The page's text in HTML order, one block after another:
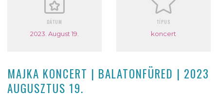
DÁTUM
2023. August 19.
TÍPUS
koncert
MAJKA KONCERT | BALATONFÜRED | 2023
AUGUSZTUS 19.